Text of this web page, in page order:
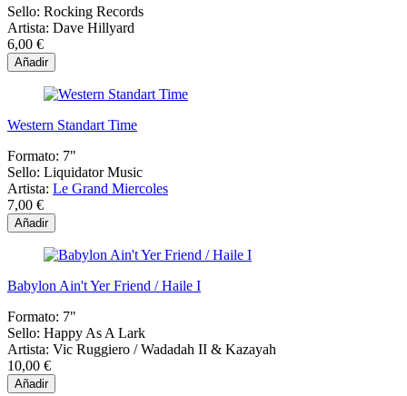
Sello: Rocking Records
Artista: Dave Hillyard
6,00 €
Añadir
Western Standart Time
Formato: 7"
Sello: Liquidator Music
Artista: Le Grand Miercoles
7,00 €
Añadir
Babylon Ain't Yer Friend / Haile I
Formato: 7"
Sello: Happy As A Lark
Artista: Vic Ruggiero / Wadadah II & Kazayah
10,00 €
Añadir